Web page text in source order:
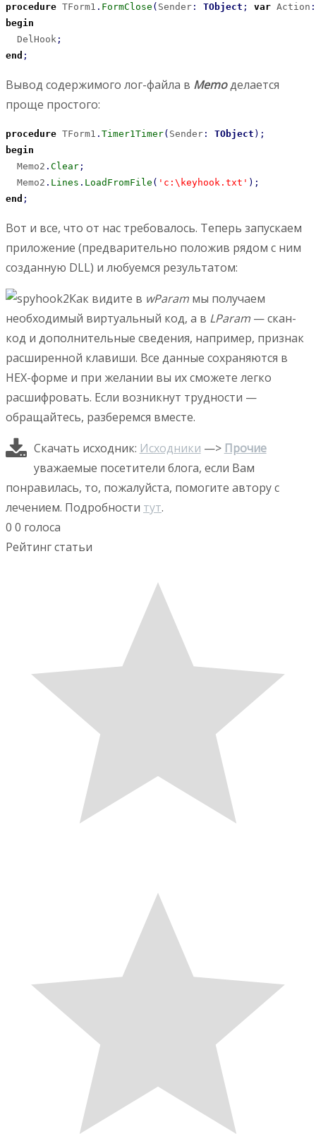
procedure TForm1 . FormClose ( Sender : TObject ; var Action :
begin
  DelHook
;
end ;
Вывод содержимого лог-файла в Memoделается
проще простого:
procedure TForm1 . Timer1Timer( Sender : TObject ) ;
begin
  Memo2
. Clear ;
  Memo2
. Lines . LoadFromFile ( 'c:\keyhook.txt' ) ;
end ;
Вот и все, что от нас требовалось. Теперь запускаем
приложение (предварительно положив рядом с ним
созданную DLL) и любуемся результатом:
Как видите в wParam мы получаем
необходимый виртуальный код, а в LParam — скан-
код и дополнительные сведения, например, признак
расширенной клавиши. Все данные сохраняются в
HEX-форме и при желании вы их сможете легко
расшифровать. Если возникнут трудности —
обращайтесь, разберемся вместе.
Скачать исходник: Исходники —> Прочие
уважаемые посетители блога, если Вам
понравилась, то, пожалуйста, помогите автору с
лечением. Подробности тут.
0 0 голоса
Рейтинг статьи